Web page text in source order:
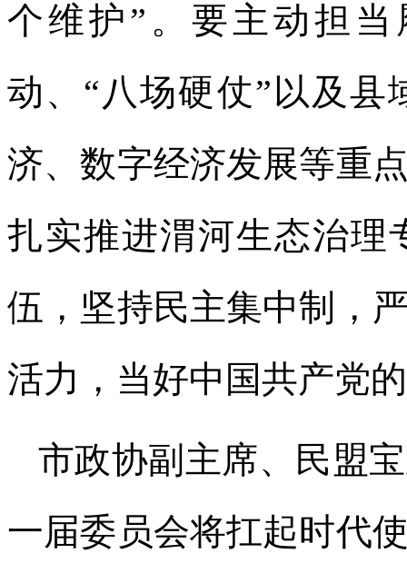
个维护”。要主动担
动、“八场硬仗”以及
济、数字经济发展等重
扎实推进渭河生态治理
伍，坚持民主集中制，
活力，当好中国共产党
市政协副主席、民盟
一届委员会将扛起时代